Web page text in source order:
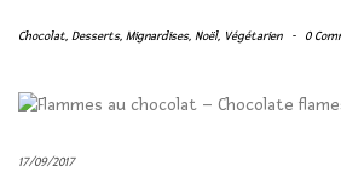
Chocolat, Desserts, Mignardises, Noël, Végétarien - 0
17/09/2017